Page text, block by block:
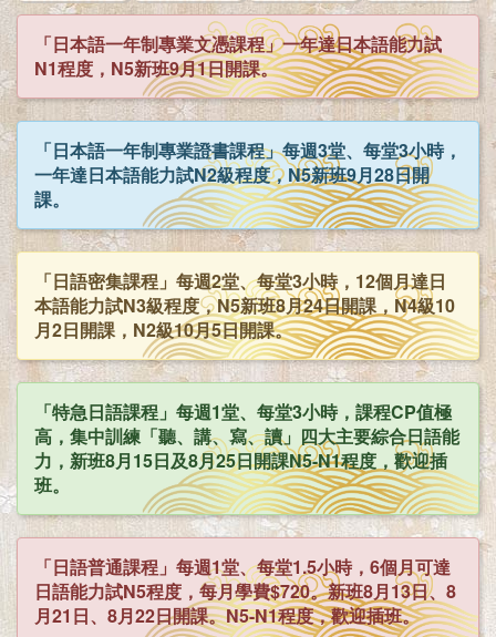
「日本語一年制專業文憑課程」一年達日本語能力試
N1程度，N5新班9月1日開課。
「日本語一年制專業證書課程」每週3堂、每堂3小時，
一年達日本語能力試N2級程度，N5新班9月28日開
課。
「日語密集課程」每週2堂、每堂3小時，12個月達日
本語能力試N3級程度，N5新班8月24日開課，N4級10
月2日開課，N2級10月5日開課。
「特急日語課程」每週1堂、每堂3小時，課程CP值極
高，集中訓練「聽、講、寫、讀」四大主要綜合日語能
力，新班8月15日及8月25日開課N5-N1程度，歡迎插
班。
「日語普通課程」每週1堂、每堂1.5小時，6個月可達
日語能力試N5程度，每月學費$720。新班8月13日、8
月21日、8月22日開課。N5-N1程度，歡迎插班。